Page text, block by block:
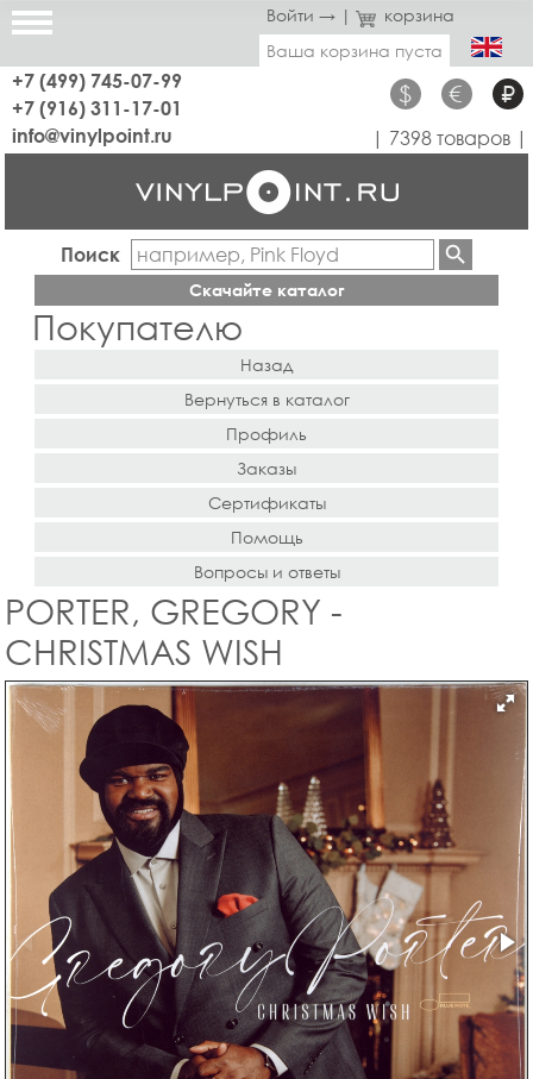
Войти → |
корзина
Ваша корзина пуста
+7 (499) 745-07-99
+7 (916) 311-17-01
$ € ₽
info@vinylpoint.ru | 7398 товаров |
Поиск
Скачайте каталог
Покупателю
Назад
Вернуться в каталог
Профиль
Заказы
Сертификаты
Помощь
Вопросы и ответы
PORTER, GREGORY -
CHRISTMAS WISH